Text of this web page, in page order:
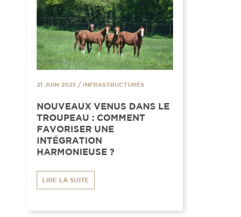
21 JUIN 2025 / INFRASTRUCTURES
NOUVEAUX VENUS DANS LE
TROUPEAU : COMMENT
FAVORISER UNE
INTÉGRATION
HARMONIEUSE ?
LIRE LA SUITE